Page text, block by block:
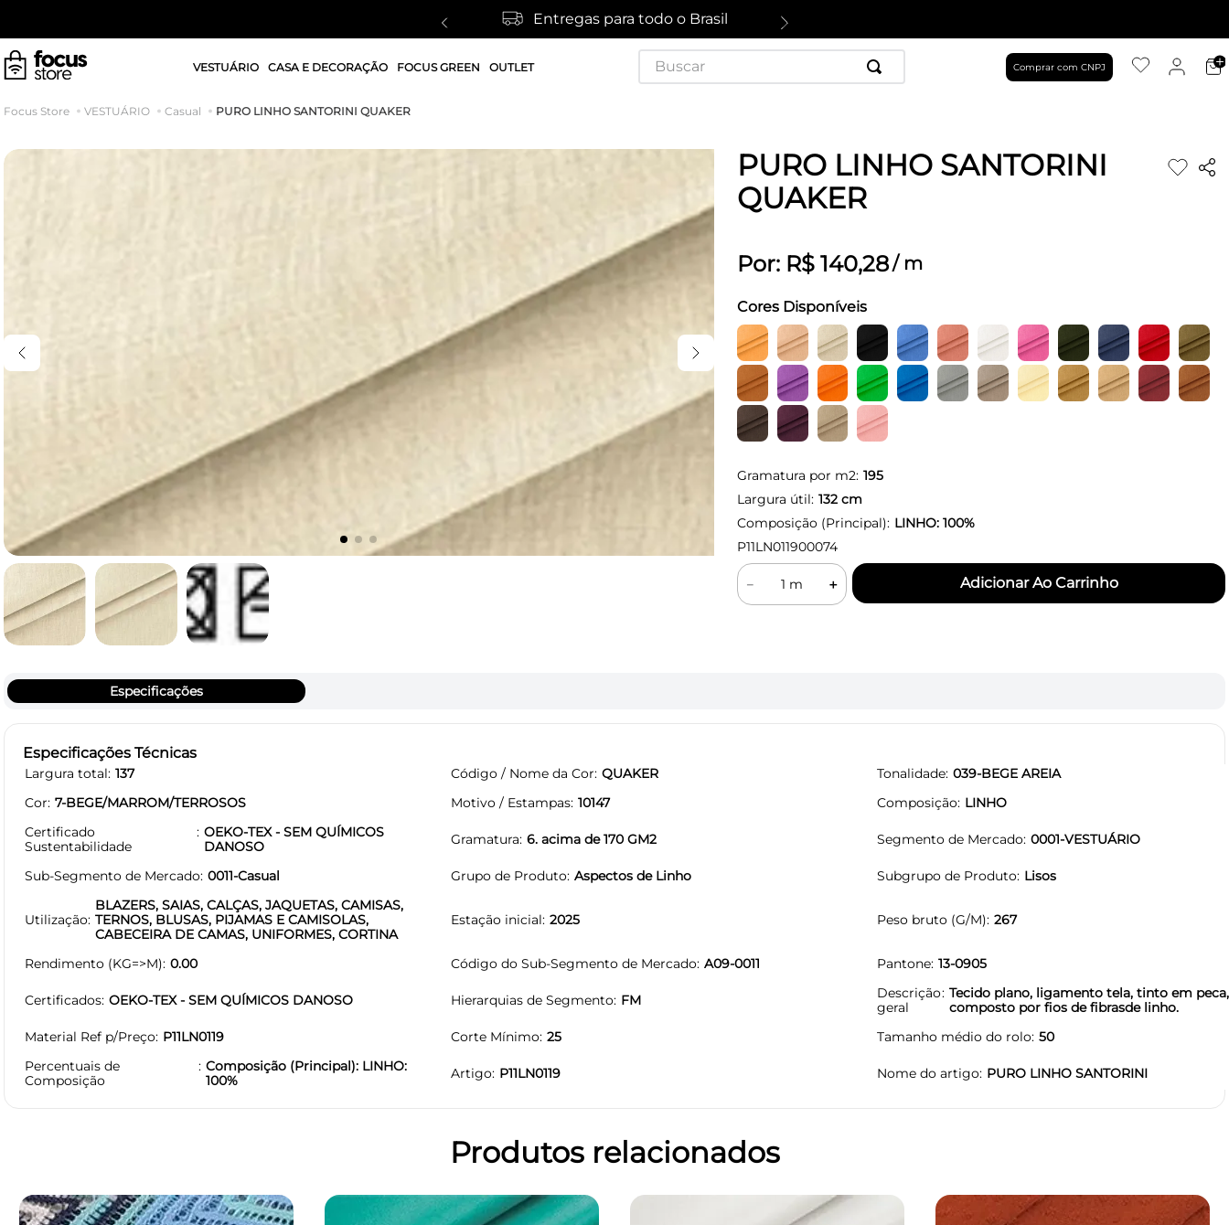
Entregas para todo o Brasil
VESTUÁRIO CASA E DECORAÇÃO FOCUS GREEN OUTLET
Buscar
Comprar com CNPJ
VESTUÁRIO Casual PURO LINHO SANTORINI QUAKER
PURO LINHO SANTORINI
QUAKER
Por: R$ 140,28/ m
Cores Disponíveis
Gramatura por m2: 195
Largura útil: 132cm
Composição (Principal): LINHO: 100%
P11LN011900074
＋
－
Especificações
Especificações Técnicas
Largura total 137 Código / Nome da Cor QUAKER Tonalidade 039-BEGE AREIA
Cor 7-BEGE/MARROM/TERROSOS Motivo / Estampas 10147 Composição LINHO
Certificado
Sustentabilidade
OEKO-TEX - SEM QUÍMICOS
DANOSO
Gramatura 6. acima de 170 GM2 Segmento de Mercado 0001-VESTUÁRIO
Sub-Segmento de Mercado 0011-Casual Grupo de Produto Aspectos de Linho Subgrupo de Produto Lisos
Utilização
BLAZERS, SAIAS, CALÇAS, JAQUETAS, CAMISAS,
TERNOS, BLUSAS, PIJAMAS E CAMISOLAS,
CABECEIRA DE CAMAS, UNIFORMES, CORTINA
Estação inicial 2025 Peso bruto (G/M) 267
Rendimento (KG=>M) 0.00 Código do Sub-Segmento de Mercado A09-0011 Pantone 13-0905
Certificados OEKO-TEX - SEM QUÍMICOS DANOSO Hierarquias de Segmento FM
Descrição
geral
Tecido plano, ligamento tela, tinto em peca,
composto por fios de fibrasde linho.
Material Ref p/Preço P11LN0119 Corte Mínimo 25 Tamanho médio do rolo 50
Percentuais de
Composição
Composição (Principal): LINHO:
100%
Artigo P11LN0119 Nome do artigo PURO LINHO SANTORINI
Produtos relacionados